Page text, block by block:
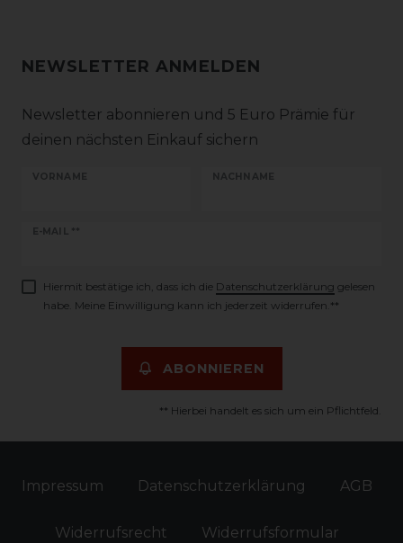
NEWSLETTER ANMELDEN
Newsletter abonnieren und 5 Euro Prämie für
deinen nächsten Einkauf sichern
VORNAME NACHNAME
E-MAIL **
Newsletter
Hiermit bestätige ich, dass ich die Daten­schutz­erklärung gelesen
habe. Meine Einwilligung kann ich jederzeit widerrufen.**
ABONNIEREN
** Hierbei handelt es sich um ein Pflichtfeld.
Impressum Daten­schutz­erklärung AGB
Widerrufs­recht Widerrufs­formular